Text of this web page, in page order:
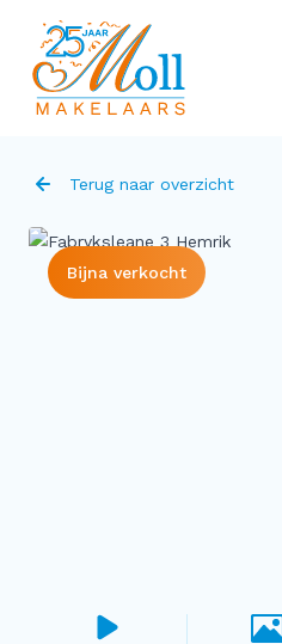
Terug naar overzicht
Bijna verkocht